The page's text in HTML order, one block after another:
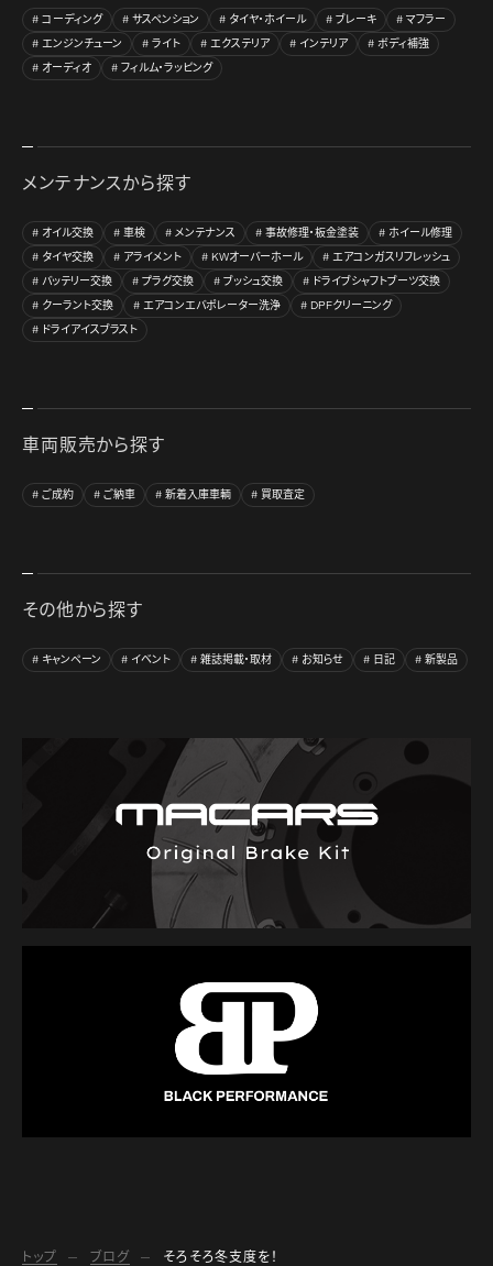
コーディング サスペンション タイヤ・ホイール ブレーキ
マフラー
エンジンチューン
ライト エクステリア インテリア
ボディ補強
オーディオ
フィルム・ラッピング
メンテナンスから探す
オイル交換 車検 メンテナンス 事故修理・板金塗装
ホイール修理
タイヤ交換
アライメント KWオーバーホール
エアコンガスリフレッシュ
バッテリー交換
プラグ交換 ブッシュ交換
ドライブシャフトブーツ交換
クーラント交換
エアコンエバポレーター洗浄
DPFクリーニング
ドライアイスブラスト
車両販売から探す
ご成約 ご納車 新着入庫車輌 買取査定
その他から探す
キャンペーン イベント 雑誌掲載・取材 お知らせ 日記 新製品
トップ ブログ そろそろ冬支度を！